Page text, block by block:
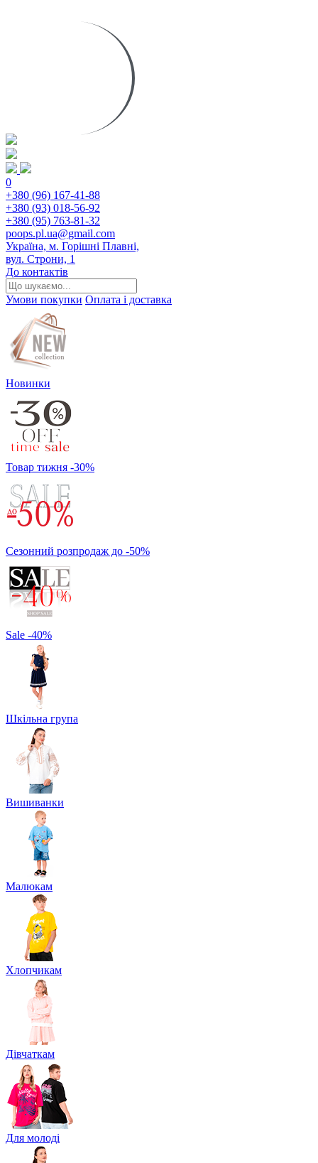
0
+380 (96) 167-41-88
+380 (93) 018-56-92
+380 (95) 763-81-32
poops.pl.ua@gmail.com
Україна, м. Горішні Плавні,
вул. Строни, 1
До контактів
Умови покупки Оплата і доставка
Новинки
Товар тижня -30%
Сезонний розпродаж до -50%
Sale -40%
Шкільна група
Вишиванки
Малюкам
Хлопчикам
Дівчаткам
Для молоді